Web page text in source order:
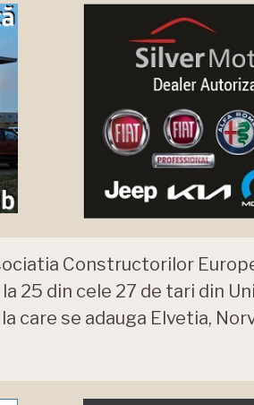
Constructorilor
25 din cele 27 de tari din
care se adauga Elvetia,